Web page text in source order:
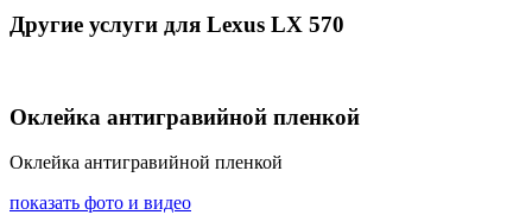
Другие услуги для Lexus LX 570
Оклейка антигравийной пленкой
Оклейка антигравийной пленкой
показать фото и видео